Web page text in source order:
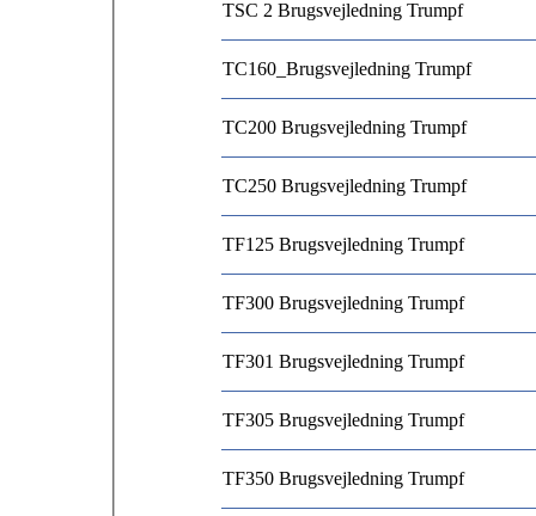
TSC 2 Brugsvejledning Trumpf
TC160_Brugsvejledning Trumpf
TC200 Brugsvejledning Trumpf
TC250 Brugsvejledning Trumpf
TF125 Brugsvejledning Trumpf
TF300 Brugsvejledning Trumpf
TF301 Brugsvejledning Trumpf
TF305 Brugsvejledning Trumpf
TF350 Brugsvejledning Trumpf